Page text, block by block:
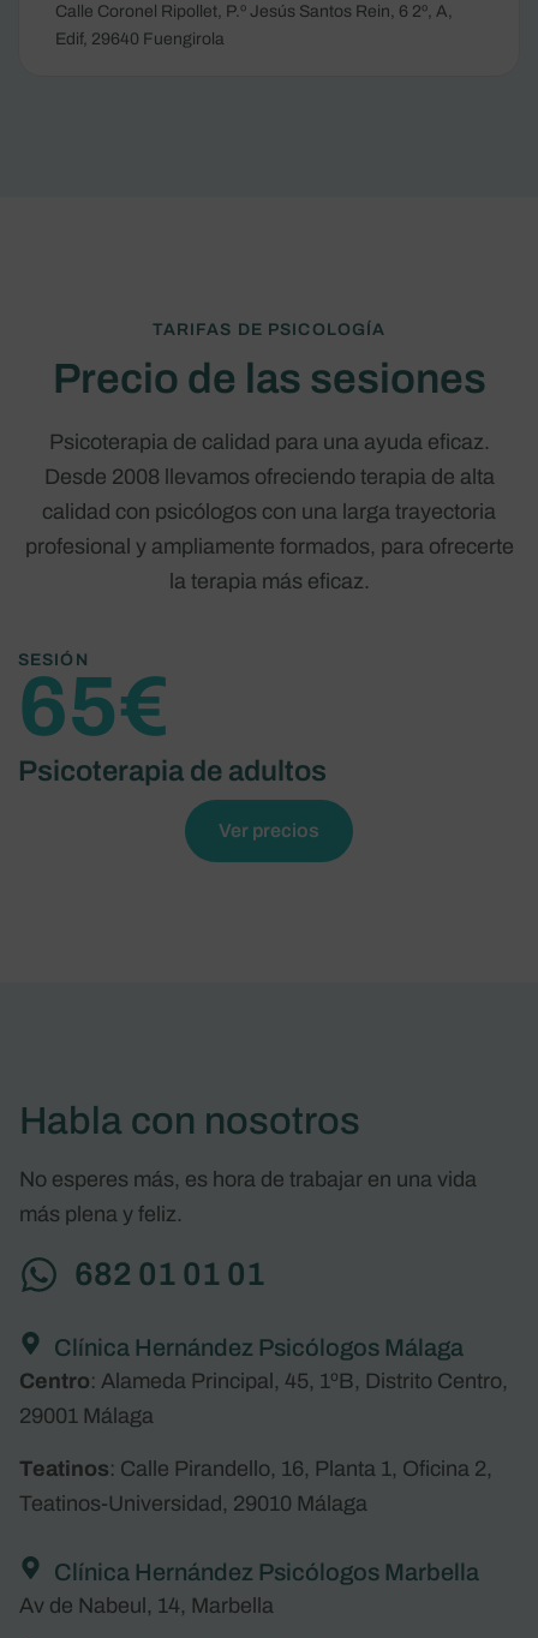
Calle Coronel Ripollet, P.º Jesús Santos Rein, 6 2º, A,
Edif, 29640 Fuengirola
TARIFAS DE PSICOLOGÍA
Precio de las sesiones
Psicoterapia de calidad para una ayuda eficaz.
Desde 2008 llevamos ofreciendo terapia de alta
calidad con psicólogos con una larga trayectoria
profesional y ampliamente formados, para ofrecerte
la terapia más eficaz.
SESIÓN
65€
Psicoterapia de adultos
Ver precios
Habla con nosotros
No esperes más, es hora de trabajar en una vida
más plena y feliz.
682 01 01 01
Clínica Hernández Psicólogos Málaga
Centro: Alameda Principal, 45, 1ºB, Distrito Centro,
29001 Málaga
Teatinos: Calle Pirandello, 16, Planta 1, Oficina 2,
Teatinos-Universidad, 29010 Málaga
Clínica Hernández Psicólogos Marbella
Av de Nabeul, 14, Marbella